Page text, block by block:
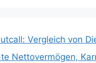
Vergleich von
Nettovermögen,